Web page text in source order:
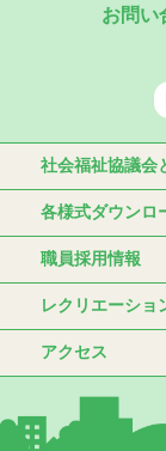
お問い
社会福祉協議会
各様式ダウンロ
職員採用情報
レクリエーショ
アクセス